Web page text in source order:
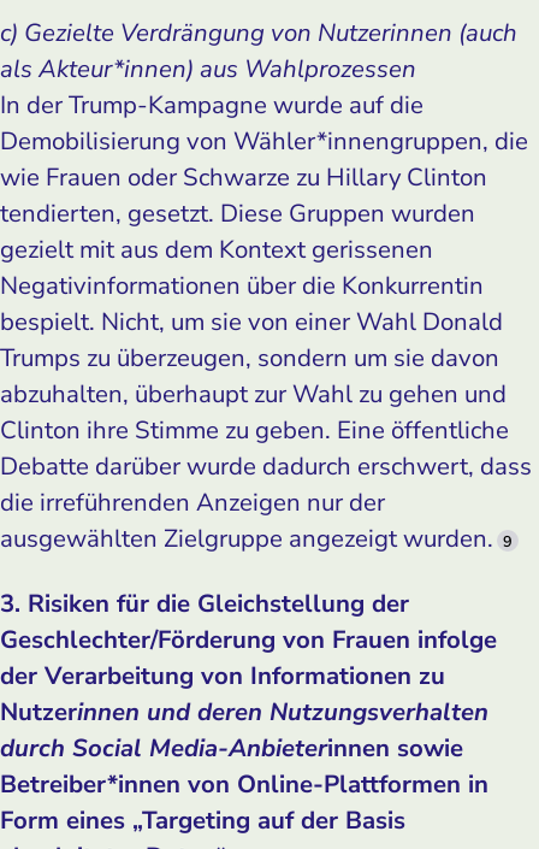
c) Gezielte Verdrängung von Nutzerinnen (auch
als Akteur*innen) aus Wahlprozessen
In der Trump-Kampagne wurde auf die
Demobilisierung von Wähler*innengruppen, die
wie Frauen oder Schwarze zu Hillary Clinton
tendierten, gesetzt. Diese Gruppen wurden
gezielt mit aus dem Kontext gerissenen
Negativinformationen über die Konkurrentin
bespielt. Nicht, um sie von einer Wahl Donald
Trumps zu überzeugen, sondern um sie davon
abzuhalten, überhaupt zur Wahl zu gehen und
Clinton ihre Stimme zu geben. Eine öffentliche
Debatte darüber wurde dadurch erschwert, dass
die irreführenden Anzeigen nur der
ausgewählten Zielgruppe angezeigt wurden. 9
3. Risiken für die Gleichstellung der
Geschlechter/Förderung von Frauen infolge
der Verarbeitung von Informationen zu
Nutzerinnen und deren Nutzungsverhalten
durch Social Media-Anbieterinnen sowie
Betreiber*innen von Online-­Plattformen in
Form eines „Targeting auf der Basis